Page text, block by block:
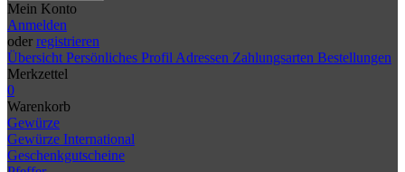
Mein Konto
Anmelden
oder registrieren
Übersicht Persönliches Profil Adressen Zahlungsarten Bestellungen
Merkzettel
0
Warenkorb
Gewürze
Gewürze International
Geschenkgutscheine